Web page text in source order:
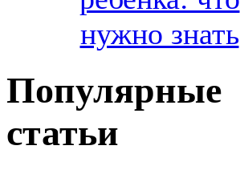
нужно знать
Популярные
статьи